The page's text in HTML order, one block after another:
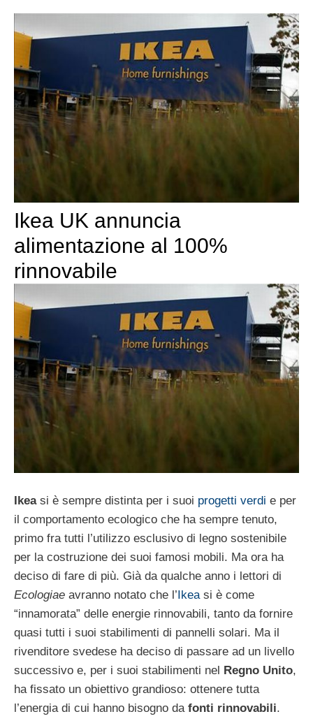
Ikea UK annuncia
alimentazione al 100%
rinnovabile
Ikeasi è sempre distinta per i suoi progetti verdi e per
il comportamento ecologico che ha sempre tenuto,
primo fra tutti l’utilizzo esclusivo di legno sostenibile
per la costruzione dei suoi famosi mobili. Ma ora ha
deciso di fare di più. Già da qualche anno i lettori di
Ecologiae avranno notato che l’Ikea si è come
“innamorata” delle energie rinnovabili, tanto da fornire
quasi tutti i suoi stabilimenti di pannelli solari. Ma il
rivenditore svedese ha deciso di passare ad un livello
successivo e, per i suoi stabilimenti nel Regno Unito,
ha fissato un obiettivo grandioso: ottenere tutta
l’energia di cui hanno bisogno da fonti rinnovabili.